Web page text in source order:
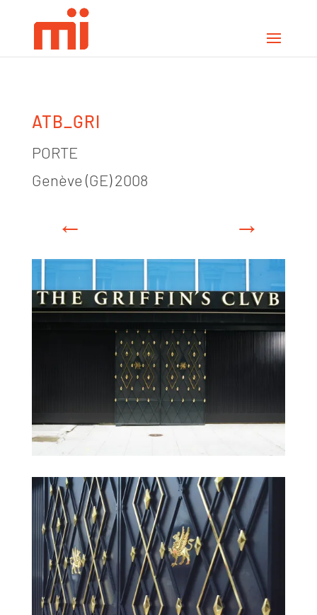
ATB_GRI
PORTE
Genève (GE) 2008
← →